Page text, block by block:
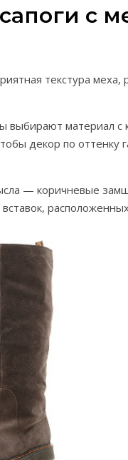
с
текстура
выбирают материал с
декор по оттенку
— коричневые